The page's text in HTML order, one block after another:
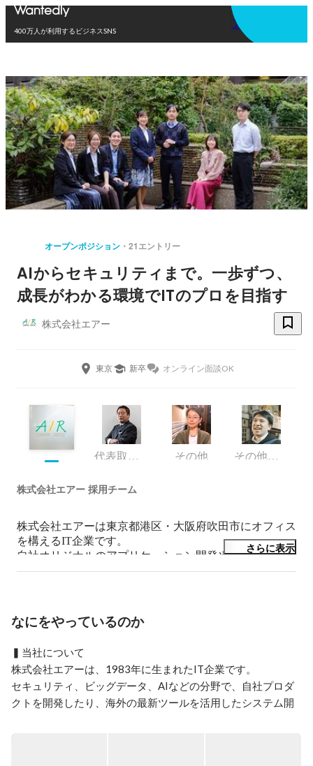
400万人が利用するビジネスSNS
アプリを使う
オープンポジション 21エントリー
AIからセキュリティまで。一歩ずつ、
成長がわかる環境でITのプロを目指す
株式会社エアー
東京 新卒 オンライン面談OK
代表取締役社長 その他 その他エンジニア
株式会社エアー 採用チーム
株式会社エアーは東京都港区・大阪府吹田市にオフィス
を構えるIT企業です。
自社オリジナルのアプリケーション開発や海外の先進的
パッケージソフトを提案する「プロダクト事業」と、
ます。「セキュリティ」「Big data・IoT」「AI」の3領
域に注目し、お客様の期待を超えるIT製品・サービスを
少しでもご興味をお持ちいただけましたら、お気軽にお
問い合わせくださいませ。
皆様との出会いを楽しみにしております♪
さらに表示
なにをやっているのか
▍当社について
株式会社エアーは、1983年に生まれたIT企業です。
セキュリティ、ビッグデータ、AIなどの分野で、自社プロダ
クトを開発したり、海外の最新ツールを活用したシステム開
す。